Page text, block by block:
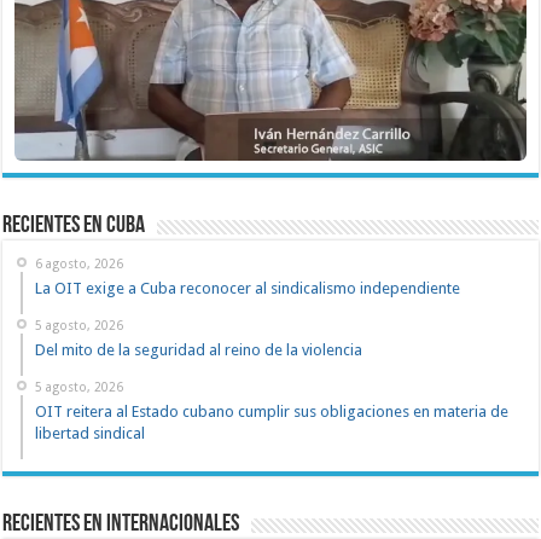
recientes en cuba
6 agosto, 2026
La OIT exige a Cuba reconocer al sindicalismo independiente
5 agosto, 2026
Del mito de la seguridad al reino de la violencia
5 agosto, 2026
OIT reitera al Estado cubano cumplir sus obligaciones en materia de
libertad sindical
Recientes en Internacionales